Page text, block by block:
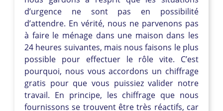
d’urgence ne sont pas en possibilité
d’attendre. En vérité, nous ne parvenons pas
à faire le ménage dans une maison dans les
24 heures suivantes, mais nous faisons le plus
possible pour effectuer le rôle vite. C’est
pourquoi, nous vous accordons un chiffrage
gratis pour que vous puissiez valider notre
travail. En principe, les chiffrage que nous
fournissons se trouvent être très réactifs, car